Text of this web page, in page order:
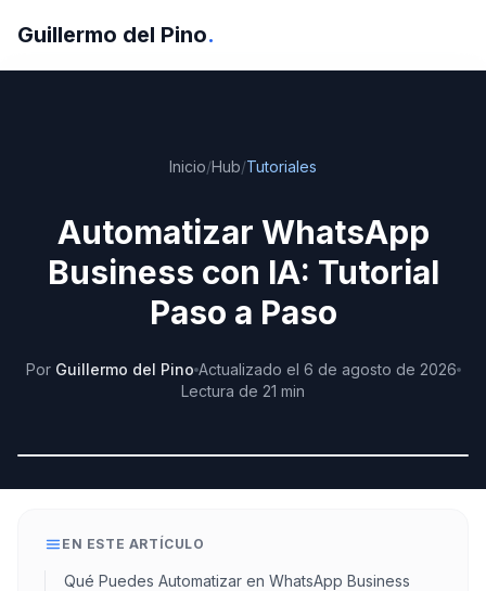
Guillermo del Pino.
Inicio/Hub/Tutoriales
Automatizar WhatsApp
Business con IA: Tutorial
Paso a Paso
Por Guillermo del Pino Actualizado el 6 de agosto de 2026
Lectura de 21 min
EN ESTE ARTÍCULO
Qué Puedes Automatizar en WhatsApp Business